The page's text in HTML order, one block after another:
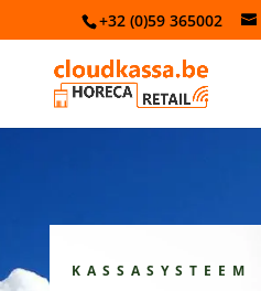
+32 (0)59 365002
KASSASYSTEEM